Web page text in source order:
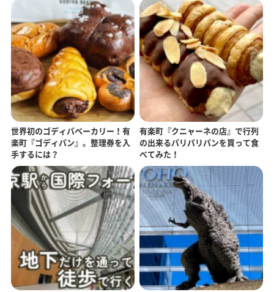
世界初のゴディバベーカリー！有
楽町『ゴディパン』。整理券を入
手するには？
有楽町『クニャーネの店』で行列
の出来るパリパリパンを買って食
べてみた！